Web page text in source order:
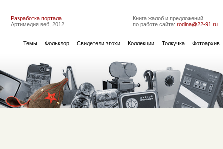
Разработка портала
Артимедия веб, 2012
Книга жалоб и предложений
по работе сайта: rodina@22-91.ru
Темы Фольклор Свидетели эпохи Коллекции Толкучка Фотоархив